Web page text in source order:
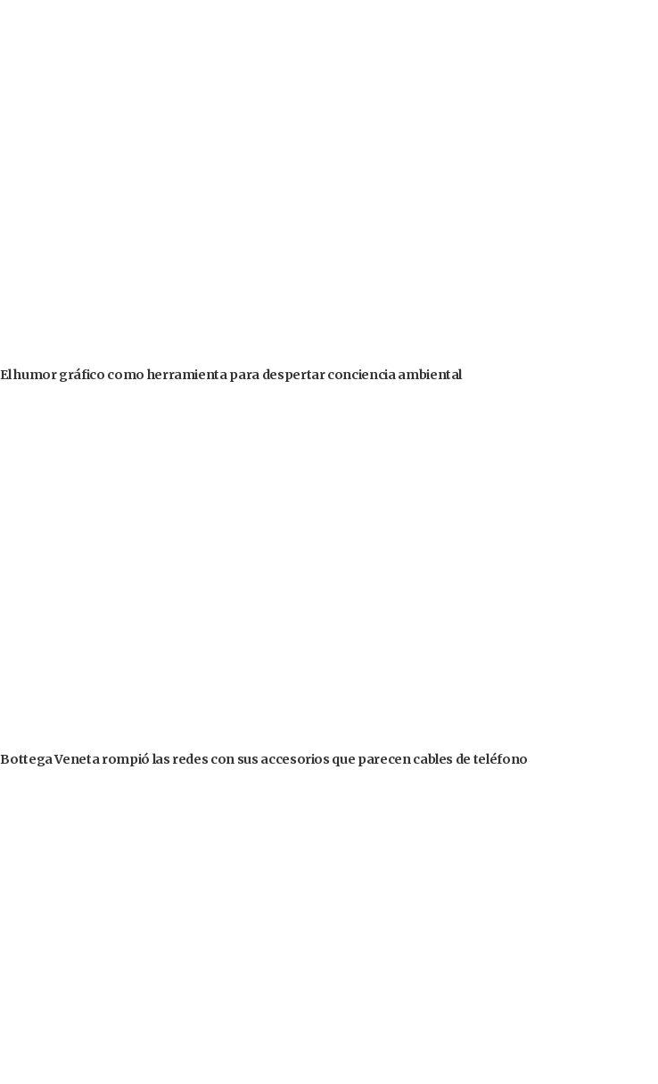
El humor gráfico como herramienta para despertar conciencia ambiental
Bottega Veneta rompió las redes con sus accesorios que parecen cables de teléfono